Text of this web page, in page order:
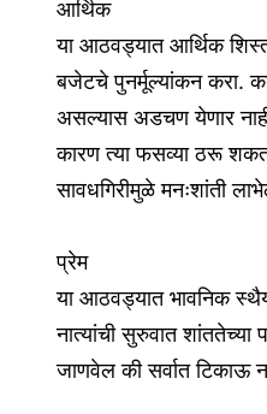
आर्थिक
या आठवड्यात आर्थिक
बजेटचे पुनर्मूल्यांकन करा.
असल्यास अडचण येणार
कारण त्या फसव्या ठरू
सावधगिरीमुळे मनःशांती
प्रेम
या आठवड्यात भावनिक
नात्यांची सुरुवात
जाणवेल की सर्वात टिकाऊ